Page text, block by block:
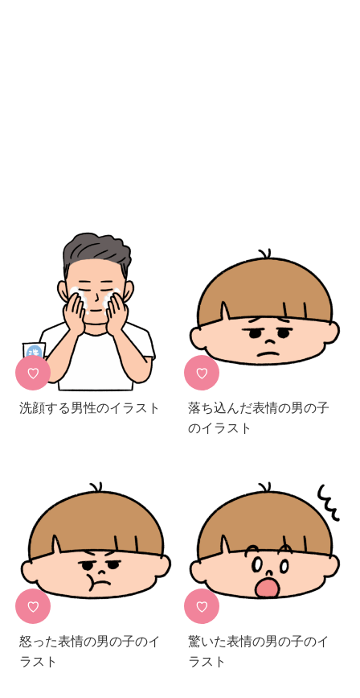
♡
洗顔する男性のイラスト
♡
落ち込んだ表情の男の子
のイラスト
♡
怒った表情の男の子のイ
ラスト
♡
驚いた表情の男の子のイ
ラスト